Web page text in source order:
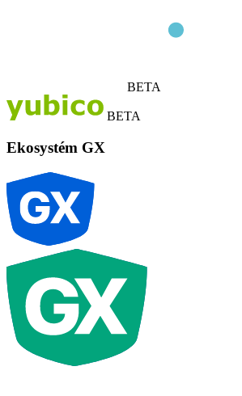
BETA
BETA
Ekosystém GX
GX